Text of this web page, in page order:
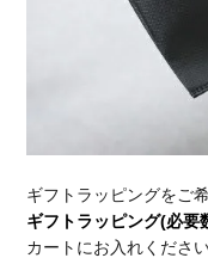
ギフトラッピングをご
ギフトラッピング(必要
カートにお入れくださ